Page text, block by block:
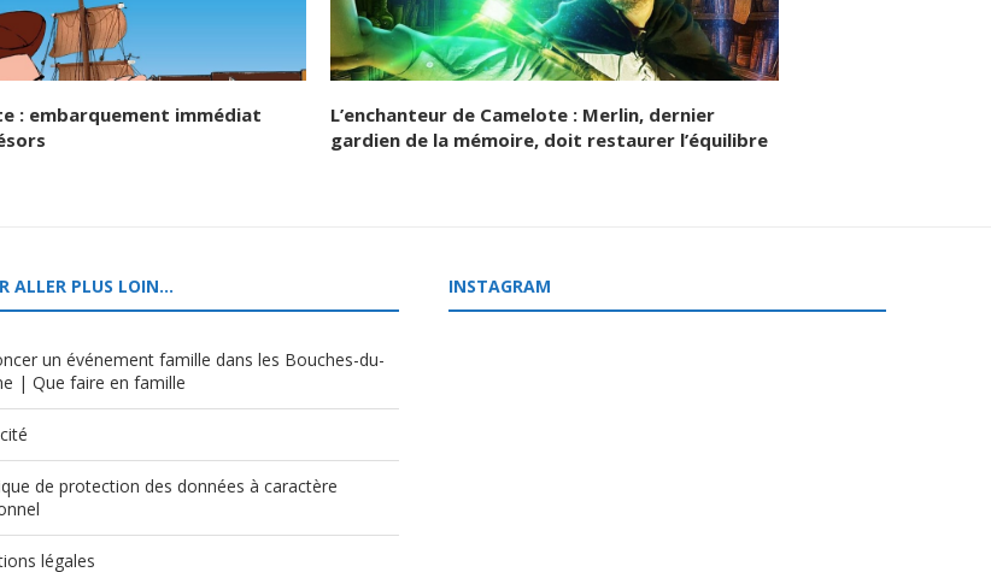
: embarquement immédiat
L’enchanteur de Camelote : Merlin, dernier
gardien de la mémoire, doit restaurer l’équilibre
ALLER PLUS LOIN…
un événement famille dans les Bouches-du-
| Que faire en famille
de protection des données à caractère
légales
INSTAGRAM